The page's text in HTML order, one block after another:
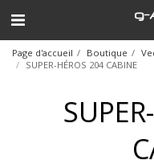
Page d'accueil Boutique
SUPER-HÉROS 204 CABINE